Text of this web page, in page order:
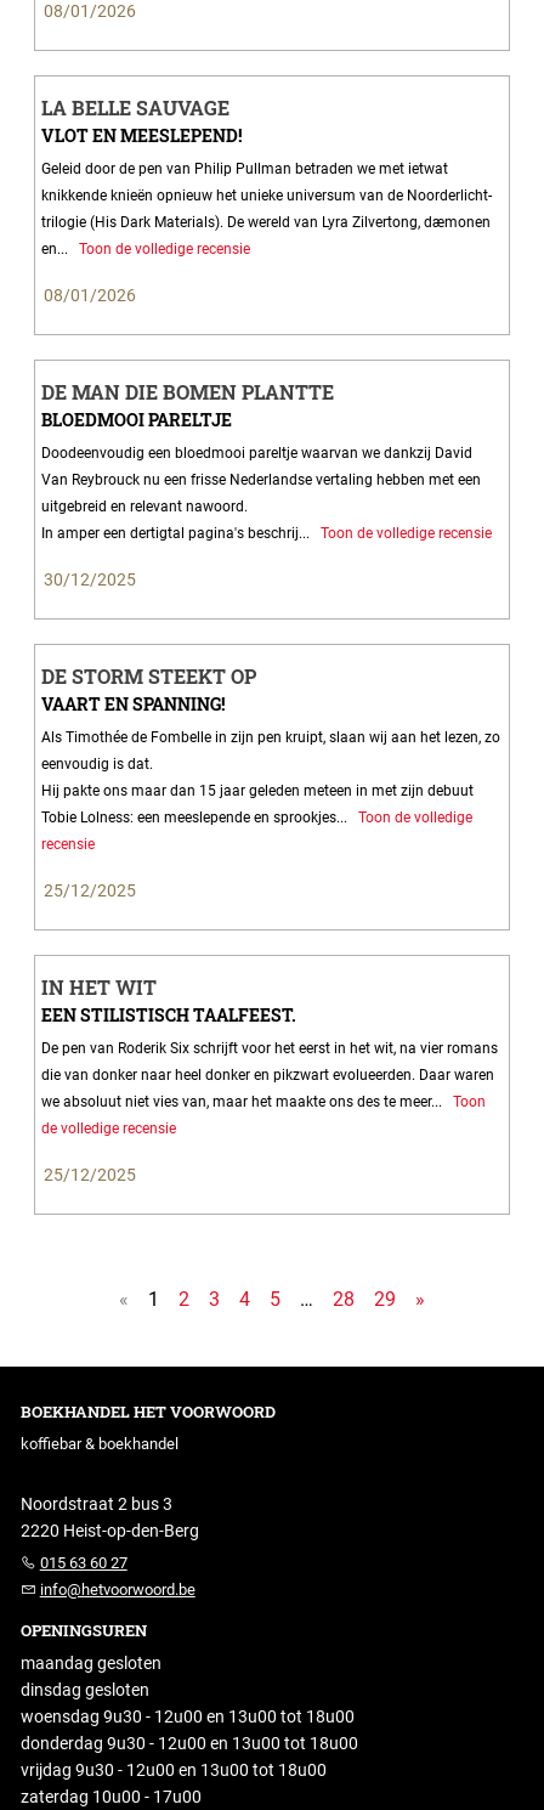
08/01/2026
LA BELLE SAUVAGE
VLOT EN MEESLEPEND!
Geleid door de pen van Philip Pullman betraden we met ietwat
knikkende knieën opnieuw het unieke universum van de Noorderlicht-
trilogie (His Dark Materials). De wereld van Lyra Zilvertong, dæmonen
en...
Toon de volledige recensie
08/01/2026
DE MAN DIE BOMEN PLANTTE
BLOEDMOOI PARELTJE
Doodeenvoudig een bloedmooi pareltje waarvan we dankzij David
Van Reybrouck nu een frisse Nederlandse vertaling hebben met een
uitgebreid en relevant nawoord.
In amper een dertigtal pagina's beschrij...
Toon de volledige recensie
30/12/2025
DE STORM STEEKT OP
VAART EN SPANNING!
Als Timothée de Fombelle in zijn pen kruipt, slaan wij aan het lezen, zo
eenvoudig is dat.
Hij pakte ons maar dan 15 jaar geleden meteen in met zijn debuut
Tobie Lolness: een meeslepende en sprookjes...
Toon de volledige
recensie
25/12/2025
IN HET WIT
EEN STILISTISCH TAALFEEST.
De pen van Roderik Six schrijft voor het eerst in het wit, na vier romans
die van donker naar heel donker en pikzwart evolueerden. Daar waren
we absoluut niet vies van, maar het maakte ons des te meer...
Toon
de volledige recensie
25/12/2025
« 1 2 3 4 5 … 28 29 »
BOEKHANDEL HET VOORWOORD
koffiebar & boekhandel
Noordstraat 2 bus 3
2220 Heist-op-den-Berg
015 63 60 27
info@hetvoorwoord.be
OPENINGSUREN
maandag gesloten
dinsdag gesloten
woensdag 9u30 - 12u00 en 13u00 tot 18u00
donderdag 9u30 - 12u00 en 13u00 tot 18u00
vrijdag 9u30 - 12u00 en 13u00 tot 18u00
zaterdag 10u00 - 17u00